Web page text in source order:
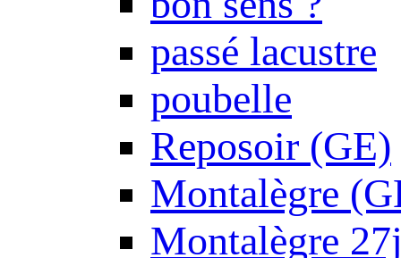
passé lacustre
poubelle
Reposoir (GE)
Montalègre
Montalègre